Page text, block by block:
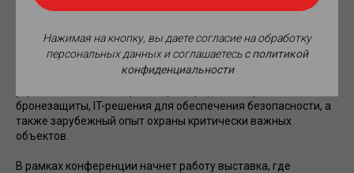
Деловая программа включает пленарное заседание,
тематические секции и круглые столы. В центре внимания
окажутся такие направления, как комплексная оборона от
беспилотников, инновации в сфере технического
бронезащиты, IT-решения для обеспечения безопасности, а
также зарубежный опыт охраны критически важных
объектов.
В рамках конференции начнет работу выставка, где
Нажимая на кнопку, вы даете согласие на обработку
персональных данных и соглашаетесьc политикой
конфиденциальности